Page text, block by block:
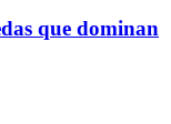
que dominan